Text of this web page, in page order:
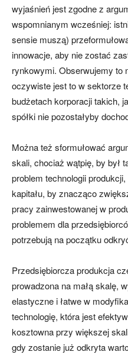
wyjaśnień jest zgodne z
wspomnianym wcześniej:
sensie muszą)
innowacje, aby nie zostać
rynkowymi. Obserwujemy to
oczywiste jest to w sektorze
budżetach korporacji takich,
spółki nie pozostałyby
Można też sformułować
skali, chociaż wątpię, by był
problem technologii
kapitału, by znacząco
pracy zainwestowanej w
problemem dla
potrzebują na początku
Przedsiębiorcza produkcja
prowadzona na małą skalę,
elastyczne i łatwe w
technologię, która jest
kosztowna przy większej
gdy zostanie już odkryta